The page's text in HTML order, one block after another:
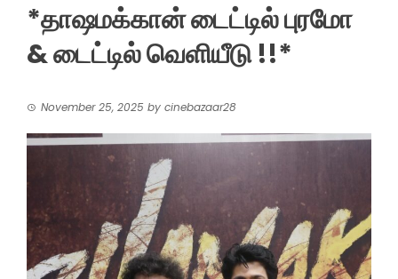
*தாஷமக்கான் டைட்டில் புரமோ
& டைட்டில் வெளியீடு !!*
November 25, 2025 by cinebazaar28